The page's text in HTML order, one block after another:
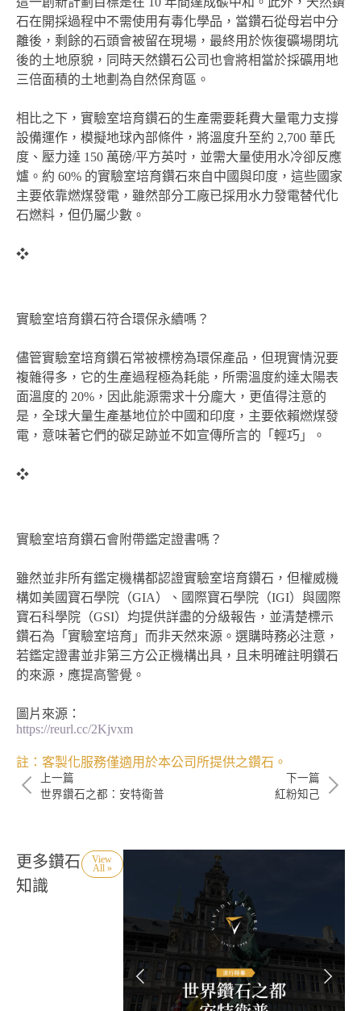
石在開採過程中不需使用有毒化學品，當鑽石從母岩中分
離後，剩餘的石頭會被留在現場，最終用於恢復礦場閉坑
後的土地原貌，同時天然鑽石公司也會將相當於採礦用地
三倍面積的土地劃為自然保育區。
相比之下，實驗室培育鑽石的生產需要耗費大量電力支撐
設備運作，模擬地球內部條件，將溫度升至約 2,700 華氏
度、壓力達 150 萬磅/平方英吋，並需大量使用水冷卻反應
爐。約 60% 的實驗室培育鑽石來自中國與印度，這些國家
主要依靠燃煤發電，雖然部分工廠已採用水力發電替代化
石燃料，但仍屬少數。
❖
實驗室培育鑽石符合環保永續嗎？
儘管實驗室培育鑽石常被標榜為環保產品，但現實情況要
複雜得多，它的生產過程極為耗能，所需溫度約達太陽表
面溫度的 20%，因此能源需求十分龐大，更值得注意的
是，全球大量生產基地位於中國和印度，主要依賴燃煤發
電，意味著它們的碳足跡並不如宣傳所言的「輕巧」。
❖
實驗室培育鑽石會附帶鑑定證書嗎？
雖然並非所有鑑定機構都認證實驗室培育鑽石，但權威機
構如美國寶石學院（GIA）、國際寶石學院（IGI）與國際
寶石科學院（GSI）均提供詳盡的分級報告，並清楚標示
鑽石為「實驗室培育」而非天然來源。選購時務必注意，
若鑑定證書並非第三方公正機構出具，且未明確註明鑽石
的來源，應提高警覺。
圖片來源：
https://reurl.cc/2Kjvxm
註：客製化服務僅適用於本公司所提供之鑽石。
上一篇
世界鑽石之都：安特衛普
下一篇
紅粉知己
更多鑽石
知識
View
All »